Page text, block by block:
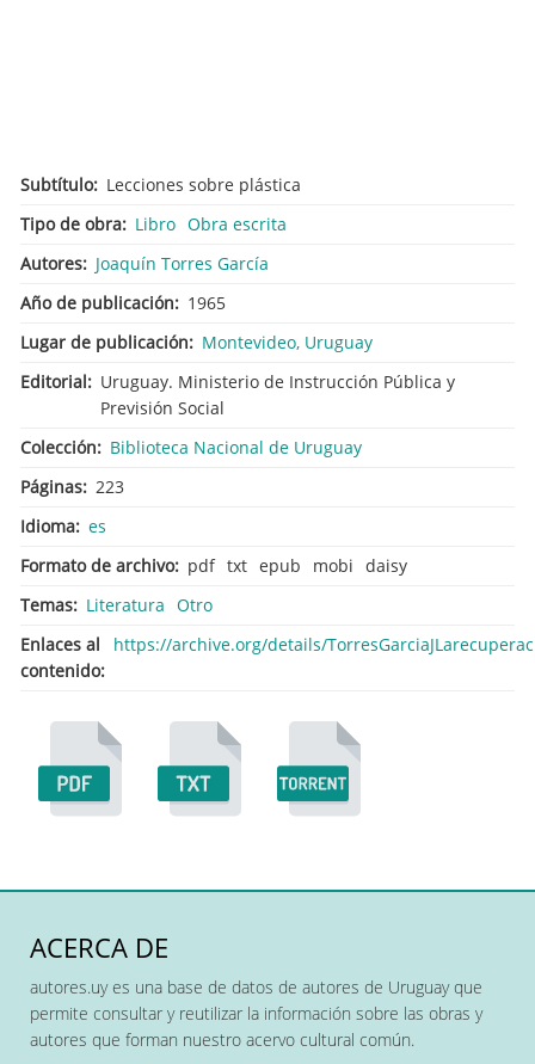
Subtítulo
Lecciones sobre plástica
Tipo de obra
Libro Obra escrita
Autores
Joaquín Torres García
Año de publicación
1965
Lugar de publicación
Montevideo, Uruguay
Editorial
Uruguay. Ministerio de Instrucción Pública y
Previsión Social
Colección
Biblioteca Nacional de Uruguay
Páginas
223
Idioma es
Formato de archivo
pdf txt epub mobi daisy
Temas
Literatura Otro
Enlaces al
contenido
https://archive.org/details/
ACERCA DE
autores.uy es una base de datos de autores de Uruguay que
permite consultar y reutilizar la información sobre las obras y
autores que forman nuestro acervo cultural común.